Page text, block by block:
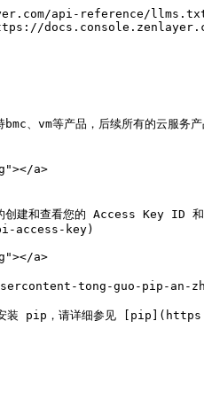
api-reference/
、vm等产品，后续所有的云服
a>
建和查看您的 Access Key ID
access-key)
a>
tong-guo-pip-an-
尚未安装 pip，请详细参见